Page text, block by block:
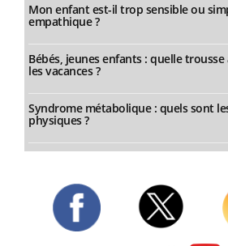
Mon enfant est-il trop sensible ou
empathique ?
Bébés, jeunes enfants : quelle
les vacances ?
Syndrome métabolique : quels sont
physiques ?